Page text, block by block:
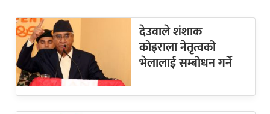
देउवाले शंशाक
कोइराला नेतृत्वको
भेलालाई सम्बोधन गर्ने